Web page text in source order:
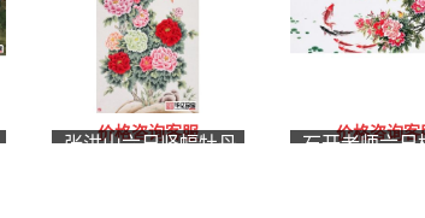
张洪山六尺竖幅牡丹
价格咨询客服
石开老师六尺
价格咨询客